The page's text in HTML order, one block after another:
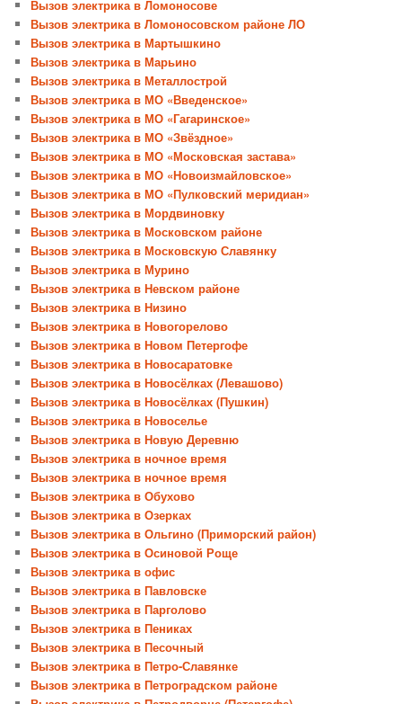
Вызов электрика в Ломоносове
Вызов электрика в Ломоносовском районе ЛО
Вызов электрика в Мартышкино
Вызов электрика в Марьино
Вызов электрика в Металлострой
Вызов электрика в МО «Введенское»
Вызов электрика в МО «Гагаринское»
Вызов электрика в МО «Звёздное»
Вызов электрика в МО «Московская застава»
Вызов электрика в МО «Новоизмайловское»
Вызов электрика в МО «Пулковский меридиан»
Вызов электрика в Мордвиновку
Вызов электрика в Московском районе
Вызов электрика в Московскую Славянку
Вызов электрика в Мурино
Вызов электрика в Невском районе
Вызов электрика в Низино
Вызов электрика в Новогорелово
Вызов электрика в Новом Петергофе
Вызов электрика в Новосаратовке
Вызов электрика в Новосёлках (Левашово)
Вызов электрика в Новосёлках (Пушкин)
Вызов электрика в Новоселье
Вызов электрика в Новую Деревню
Вызов электрика в ночное время
Вызов электрика в ночное время
Вызов электрика в Обухово
Вызов электрика в Озерках
Вызов электрика в Ольгино (Приморский район)
Вызов электрика в Осиновой Роще
Вызов электрика в офис
Вызов электрика в Павловске
Вызов электрика в Парголово
Вызов электрика в Пениках
Вызов электрика в Песочный
Вызов электрика в Петро-Славянке
Вызов электрика в Петроградском районе